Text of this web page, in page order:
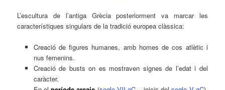
L’escultura de l’antiga Grècia posteriorment va marcar les
característiques singulars de la tradició europea clàssica:
Creació de figures humanes, amb homes de cos atlètic i
nus femenins.
Creació de busts on es mostraven signes de l’edat i del
caràcter.